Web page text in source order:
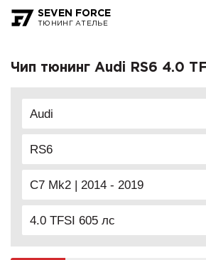
SEVEN FORCE
ТЮНИНГ АТЕЛЬЕ
Чип тюнинг Audi RS6 4.0
Audi
RS6
C7 Mk2 | 2014 - 2019
4.0 TFSI 605 лс